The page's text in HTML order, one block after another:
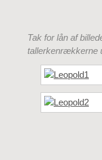
Tak for lån af
tallerkenrækkerne